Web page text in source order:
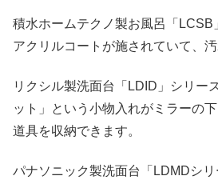
積水ホームテクノ製お風呂「LCSB
アクリルコートが施されていて、汚
リクシル製洗面台「LDID」シリー
ット」という小物入れがミラーの
道具を収納できます。
パナソニック製洗面台「LDMDシ